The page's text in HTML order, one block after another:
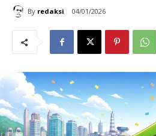
By redaksi 04/01/2026